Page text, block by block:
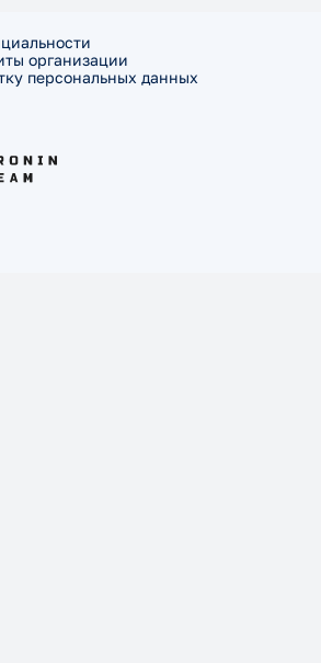
организации
персональных данных